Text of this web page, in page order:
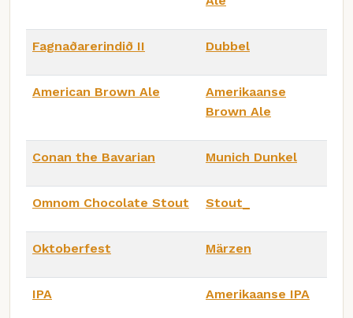
Fagnaðarerindið II Dubbel
American Brown Ale
Amerikaanse
Brown Ale
Conan the Bavarian Munich Dunkel
Omnom Chocolate Stout Stout_
Oktoberfest Märzen
IPA Amerikaanse IPA